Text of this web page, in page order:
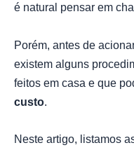
é natural pensar em
Porém, antes de
existem alguns
feitos em casa e que
custo
Neste artigo, listamos